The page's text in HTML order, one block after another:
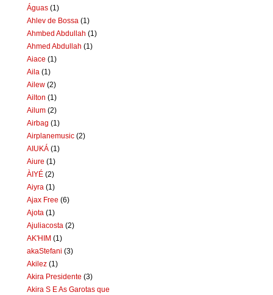
Águas (1)
Ahlev de Bossa (1)
Ahmbed Abdullah (1)
Ahmed Abdullah (1)
Aiace (1)
Aila (1)
Ailew (2)
Ailton (1)
Ailum (2)
Airbag (1)
Airplanemusic (2)
AIUKÁ (1)
Aiure (1)
ÀIYÉ (2)
Aiyra (1)
Ajax Free (6)
Ajota (1)
Ajuliacosta (2)
AK'HIM (1)
akaStefani (3)
Akilez (1)
Akira Presidente (3)
Akira S E As Garotas que